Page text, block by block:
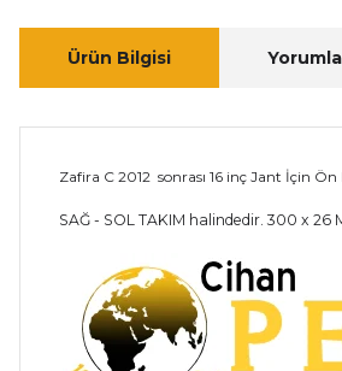
Ürün Bilgisi
Zafira C 2012 sonrası 16 inç Jant İçin Ön
SAĞ - SOL TAKIM halindedir. 300 x 26